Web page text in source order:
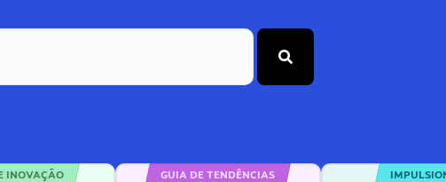
INOVAÇÃO GUIA DE TENDÊNCIAS